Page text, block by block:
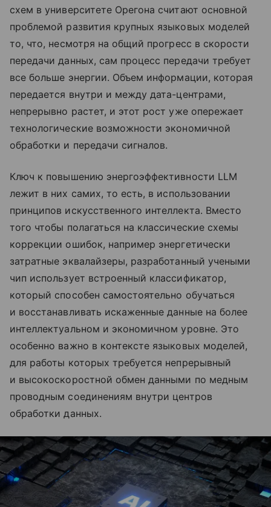
схем в университете Орегона считают основной
проблемой развития крупных языковых моделей
то, что, несмотря на общий прогресс в скорости
передачи данных, сам процесс передачи требует
все больше энергии. Объем информации, которая
передается внутри и между дата-центрами,
непрерывно растет, и этот рост уже опережает
технологические возможности экономичной
обработки и передачи сигналов.
Ключ к повышению энергоэффективности LLM
лежит в них самих, то есть, в использовании
принципов искусственного интеллекта. Вместо
того чтобы полагаться на классические схемы
коррекции ошибок, например энергетически
затратные эквалайзеры, разработанный учеными
чип использует встроенный классификатор,
который способен самостоятельно обучаться
и восстанавливать искаженные данные на более
интеллектуальном и экономичном уровне. Это
особенно важно в контексте языковых моделей,
для работы которых требуется непрерывный
и высокоскоростной обмен данными по медным
проводным соединениям внутри центров
обработки данных.